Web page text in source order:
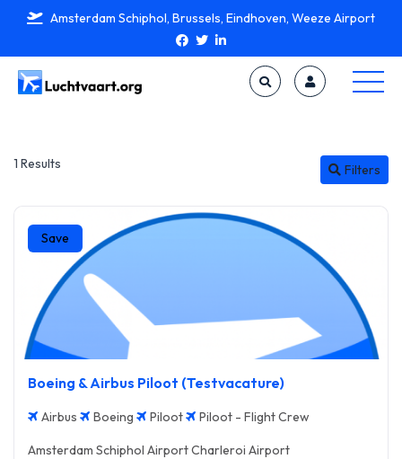
Amsterdam Schiphol, Brussels, Eindhoven, Weeze Airport
1 Results Filters
Save
Boeing & Airbus Piloot (Testvacature)
Airbus Boeing Piloot Piloot - Flight Crew
Amsterdam Schiphol Airport Charleroi Airport